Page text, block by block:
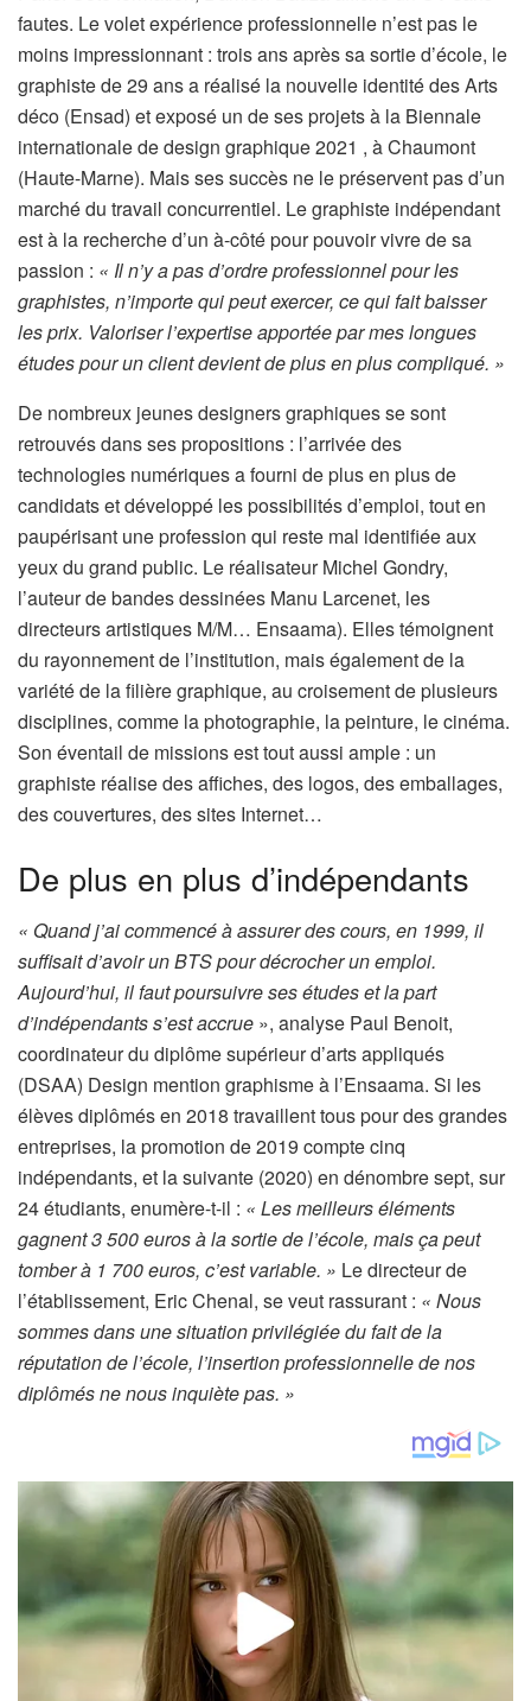
fautes. Le volet expérience professionnelle n’est pas le
moins impressionnant : trois ans après sa sortie d’école, le
graphiste de 29 ans a réalisé la nouvelle identité des Arts
déco (Ensad) et exposé un de ses projets à la Biennale
internationale de design graphique 2021 , à Chaumont
(Haute-Marne). Mais ses succès ne le préservent pas d’un
marché du travail concurrentiel. Le graphiste indépendant
est à la recherche d’un à-côté pour pouvoir vivre de sa
passion : « Il n’y a pas d’ordre professionnel pour les
graphistes, n’importe qui peut exercer, ce qui fait baisser
les prix. Valoriser l’expertise apportée par mes longues
études pour un client devient de plus en plus compliqué. »
De nombreux jeunes designers graphiques se sont
retrouvés dans ses propositions : l’arrivée des
technologies numériques a fourni de plus en plus de
candidats et développé les possibilités d’emploi, tout en
paupérisant une profession qui reste mal identifiée aux
yeux du grand public. Le réalisateur Michel Gondry,
l’auteur de bandes dessinées Manu Larcenet, les
directeurs artistiques M/M… Ensaama). Elles témoignent
du rayonnement de l’institution, mais également de la
variété de la filière graphique, au croisement de plusieurs
disciplines, comme la photographie, la peinture, le cinéma.
Son éventail de missions est tout aussi ample : un
graphiste réalise des affiches, des logos, des emballages,
des couvertures, des sites Internet…
De plus en plus d’indépendants
« Quand j’ai commencé à assurer des cours, en 1999, il
suffisait d’avoir un BTS pour décrocher un emploi.
Aujourd’hui, il faut poursuivre ses études et la part
d’indépendants s’est accrue », analyse Paul Benoit,
coordinateur du diplôme supérieur d’arts appliqués
(DSAA) Design mention graphisme à l’Ensaama. Si les
élèves diplômés en 2018 travaillent touspour des grandes
entreprises, la promotion de 2019 compte cinq
indépendants, et la suivante (2020) en dénombre sept, sur
24 étudiants, enumère-t-il : « Les meilleurs éléments
gagnent 3 500 euros à la sortie de l’école, mais ça peut
tomber à 1 700 euros, c’est variable. » Le directeur de
l’établissement, Eric Chenal, se veut rassurant : « Nous
sommes dans une situation privilégiée du fait de la
réputation de l’école, l’insertion professionnelle de nos
diplômés ne nous inquiète pas. »